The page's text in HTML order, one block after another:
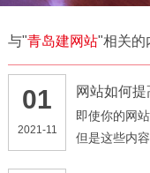
与"青岛建网站"相关的
01
2021-11
网站如何提
即使你的网
但是这些内